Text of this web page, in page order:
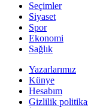
Seçimler
Siyaset
Spor
Ekonomi
Sağlık
Yazarlarımız
Künye
Hesabım
Gizlilik